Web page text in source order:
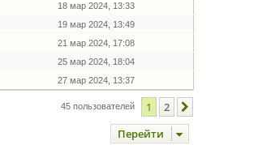
18 мар 2024, 13:33
19 мар 2024, 13:49
21 мар 2024, 17:08
25 мар 2024, 18:04
27 мар 2024, 13:37
45 пользователей 1 2
Перейти